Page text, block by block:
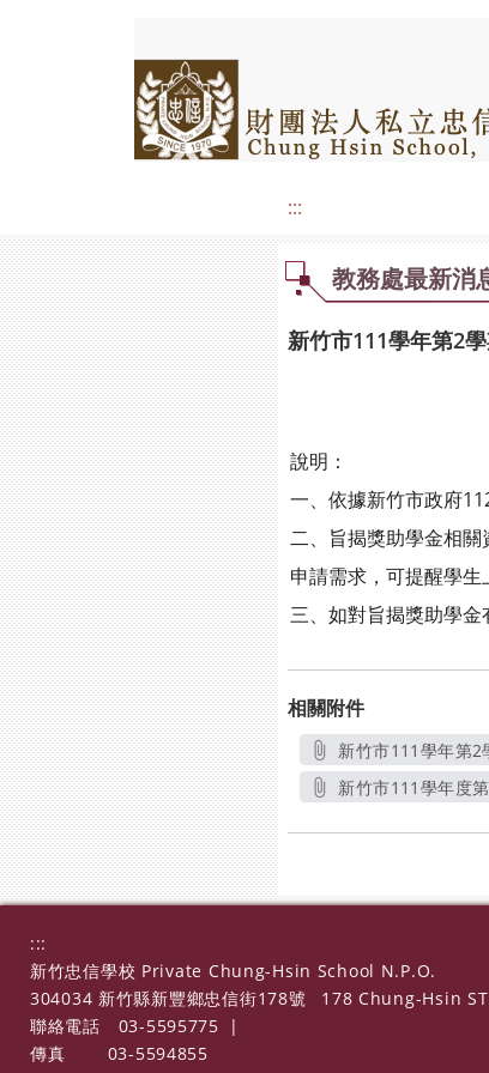
:::
教務處最新消
新竹市111學年第2
說明：
一、依據新竹市政府
二、旨揭獎助學金相
申請需求，可提醒學生
三、如對旨揭獎助學金
相關附件
新竹市111學年第2
新竹市111學年度
:::
新竹忠信學校 Private Chung-Hsin School N.P.O.
304034 新竹縣新豐鄉忠信街178號
178 Chung-Hsin
聯絡電話
03-5595775
|
傳真
03-5594855